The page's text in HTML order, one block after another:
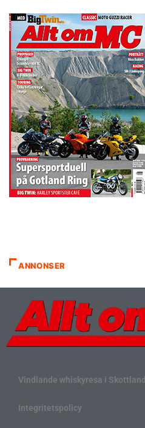
ANNONSER
Vindlande whiskyresa i Skottland
Integritetspolicy